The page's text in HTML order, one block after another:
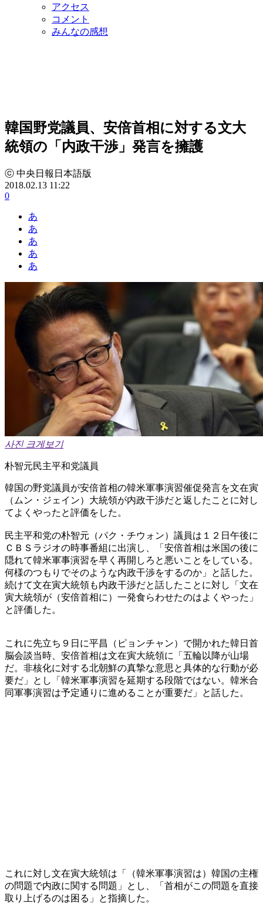
アクセス
コメント
みんなの感想
韓国野党議員、安倍首相に対する文大
統領の「内政干渉」発言を擁護
ⓒ 中央日報日本語版
2018.02.13 11:22
0
あ
あ
あ
あ
あ
사진 크게보기
朴智元民主平和党議員
韓国の野党議員が安倍首相の韓米軍事演習催促発言を文在寅
（ムン・ジェイン）大統領が内政干渉だと返したことに対し
てよくやったと評価をした。
民主平和党の朴智元（パク・チウォン）議員は１２日午後に
ＣＢＳラジオの時事番組に出演し、「安倍首相は米国の後に
隠れて韓米軍事演習を早く再開しろと悪いことをしている。
何様のつもりでそのような内政干渉をするのか」と話した。
続けて文在寅大統領も内政干渉だと話したことに対し「文在
寅大統領が（安倍首相に）一発食らわせたのはよくやった」
と評価した。
これに先立ち９日に平昌（ピョンチャン）で開かれた韓日首
脳会談当時、安倍首相は文在寅大統領に「五輪以降が山場
だ。非核化に対する北朝鮮の真摯な意思と具体的な行動が必
要だ」とし「韓米軍事演習を延期する段階ではない。韓米合
同軍事演習は予定通りに進めることが重要だ」と話した。
これに対し文在寅大統領は「（韓米軍事演習は）韓国の主権
の問題で内政に関する問題」とし、「首相がこの問題を直接
取り上げるのは困る」と指摘した。